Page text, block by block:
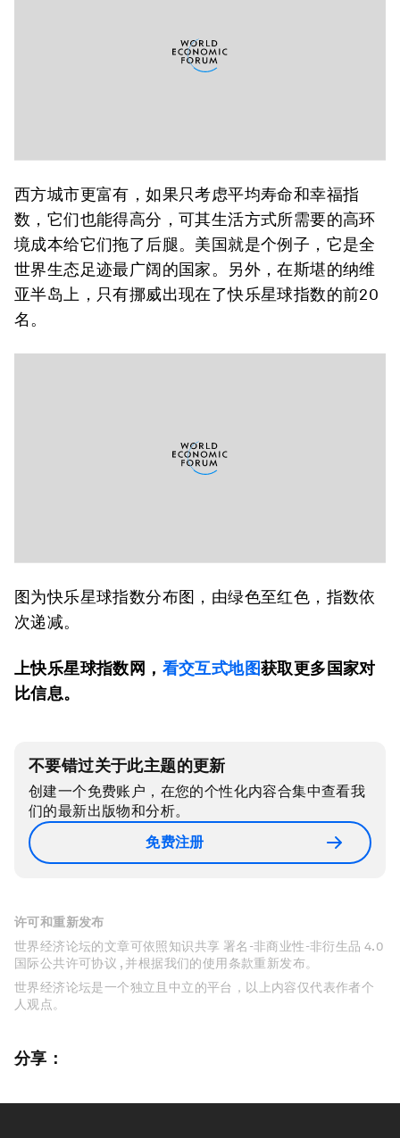
西方城市更富有，如果只考虑平均寿命和幸福指
数，它们也能得高分，可其生活方式所需要的高环
境成本给它们拖了后腿。美国就是个例子，它是全
世界生态足迹最广阔的国家。另外，在斯堪的纳维
亚半岛上，只有挪威出现在了快乐星球指数的前20
名。
图为快乐星球指数分布图，由绿色至红色，指数依
次递减。
上快乐星球指数网， 看交互式地图获取更多国家对
比信息。
不要错过关于此主题的更新
创建一个免费账户，在您的个性化内容合集中查看我
们的最新出版物和分析。
免费注册
许可和重新发布
世界经济论坛的文章可依照知识共享 署名-非商业性-非衍生品 4.0
国际公共许可协议 , 并根据我们的使用条款重新发布。
世界经济论坛是一个独立且中立的平台，以上内容仅代表作者个
人观点。
分享：